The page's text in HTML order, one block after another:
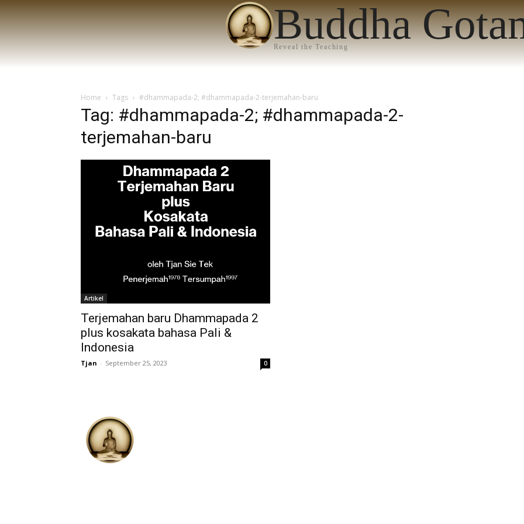
Buddha
Reveal the Teaching
Home Tags #dhammapada-2; #dhammapada-2-terjemahan-baru
Tag: #dhammapada-2; #dhammapada-2-
terjemahan-baru
Artikel
Terjemahan baru Dhammapada 2
plus kosakata bahasa Pali &
Indonesia
Tjan - September 25, 2023 0